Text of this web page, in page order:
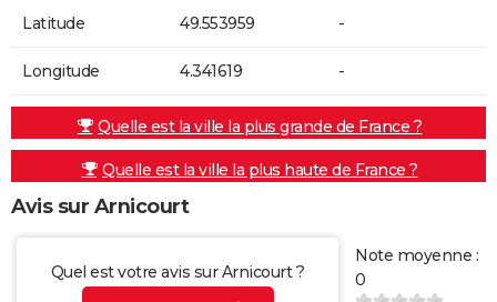
Latitude 49.553959 -
Longitude 4.341619 -
Quelle est la ville la plus grande de France ?
Quelle est la ville la plus haute de France ?
Avis sur Arnicourt
Quel est votre avis sur Arnicourt ?
Note moyenne :
0